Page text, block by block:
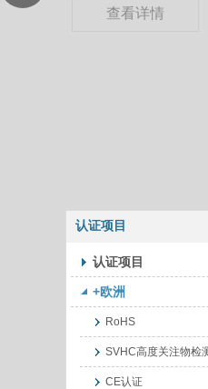
查看详情
认证项目
认证项目
+欧洲
RoHS
SVHC高度关注物检
CE认证